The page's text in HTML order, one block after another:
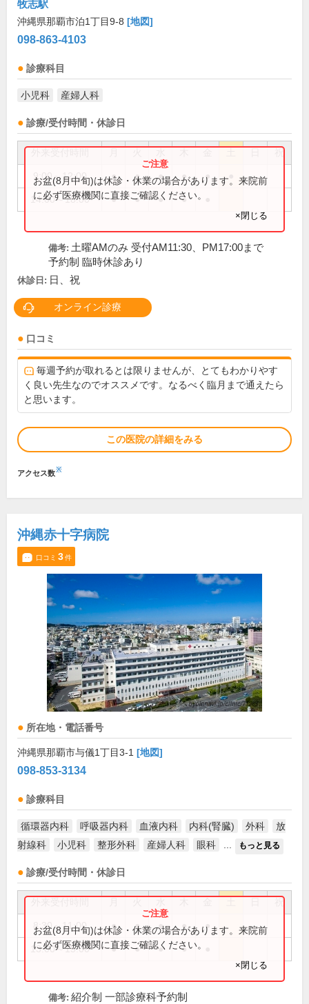
牧志駅
沖縄県那覇市泊1丁目9-8 [地図]
098-863-4103
診療科目
小児科 産婦人科
診療/受付時間・休診日
祝
9:00～12:00 ● ● ● ● ●
14:00～18:00 ● ● ● ●
お盆(8月中旬)は休診・休業の場合があります。来院前
に必ず医療機関に直接ご確認ください。
×閉じる
備考: 土曜AMのみ 受付AM11:30、PM17:00まで
予約制 臨時休診あり
休診日: 日、祝
オンライン診療
口コミ
毎週予約が取れるとは限りませんが、とてもわかりやす
く良い先生なのでオススメです。なるべく臨月まで通えたら
と思います。
この医院の詳細をみる
アクセス数※
沖縄赤十字病院
口コミ 3件
所在地・電話番号
沖縄県那覇市与儀1丁目3-1 [地図]
098-853-3134
診療科目
循環器内科 呼吸器内科 血液内科 内科(腎臓) 外科
放
射線科
小児科 整形外科 産婦人科 眼科 もっと見る
診療/受付時間・休診日
祝
8:30～11:00 ● ● ● ● ●
13:00～15:00 ● ● ● ●
お盆(8月中旬)は休診・休業の場合があります。来院前
に必ず医療機関に直接ご確認ください。
×閉じる
備考: 紹介制 一部診療科予約制